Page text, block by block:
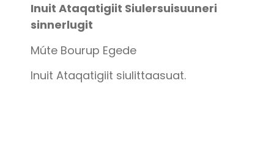
Inuit Ataqatigiit Siulersuisuuneri
sinnerlugit
Múte Bourup Egede
Inuit Ataqatigiit siulittaasuat.